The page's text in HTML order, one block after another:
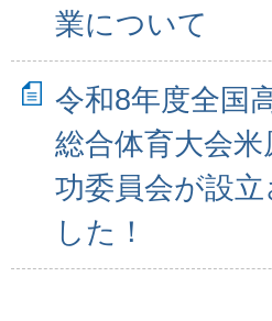
業について
令和8年度全国
総合体育大会米
功委員会が設立
した！